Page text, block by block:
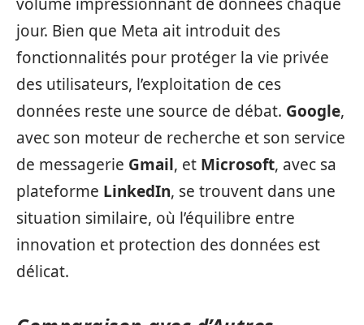
jour. Bien que Meta ait introduit des
fonctionnalités pour protéger la vie privée
des utilisateurs, l’exploitation de ces
données reste une source de débat. Google,
avec son moteur de recherche et son service
de messagerie Gmail, et Microsoft, avec sa
plateforme LinkedIn, se trouvent dans une
situation similaire, où l’équilibre entre
innovation et protection des données est
délicat.